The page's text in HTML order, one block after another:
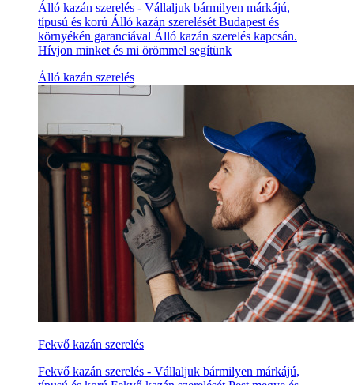
Álló kazán szerelés - Vállaljuk bármilyen márkájú,
típusú és korú Álló kazán szerelését Budapest és
környékén garanciával Álló kazán szerelés kapcsán.
Hívjon minket és mi örömmel segítünk
Álló kazán szerelés
Fekvő kazán szerelés
Fekvő kazán szerelés - Vállaljuk bármilyen márkájú,